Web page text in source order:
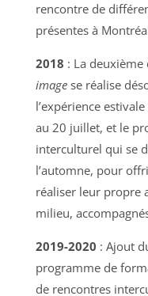
rencontre de
présentes à
2018 : La
image se réalise
l’expérience
au 20 juillet, et le
interculturel qui se
l’automne, pour
réaliser leur propre
milieu,
2019-2020 : Ajout
programme de
de rencontres